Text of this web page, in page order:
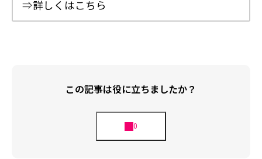
⇒詳しくはこちら
この記事は役に立ちましたか？